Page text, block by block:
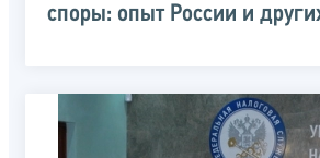
споры: опыт России и